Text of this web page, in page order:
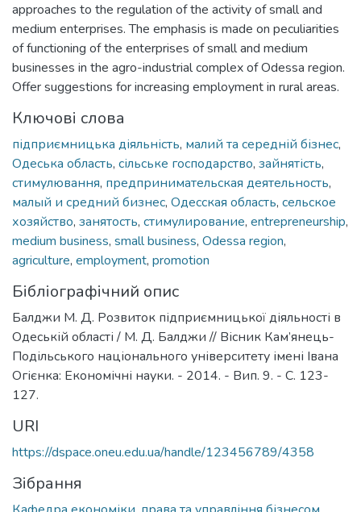
approaches to the regulation of the activity of small and
medium enterprises. The emphasis is made on peculiarities
of functioning of the enterprises of small and medium
businesses in the agro-industrial complex of Odessa region.
Offer suggestions for increasing employment in rural areas.
Ключові слова
підприємницька діяльність, малий та середній бізнес,
Одеська область, сільське господарство, зайнятість,
стимулювання, предпринимательская деятельность,
малый и средний бизнес, Одесская область, сельское
хозяйство, занятость, стимулирование, entrepreneurship,
medium business, small business, Odessa region,
agriculture, employment, promotion
Бібліографічний опис
Балджи М. Д. Розвиток підприємницької діяльності в
Oдеській області / М. Д. Балджи // Вісник Кам’янець-
Подільського національного університету імені Івана
Огієнка: Економічні науки. - 2014. - Вип. 9. - С. 123-
127.
URI
https://dspace.oneu.edu.ua/handle/123456789/4358
Зібрання